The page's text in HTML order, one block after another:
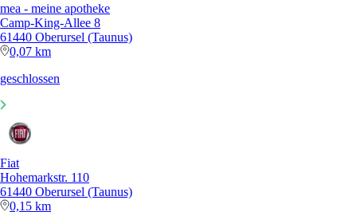
mea - meine apotheke
Camp-King-Allee 8
61440 Oberursel (Taunus)
0,07 km
geschlossen
Fiat
Hohemarkstr. 110
61440 Oberursel (Taunus)
0,15 km